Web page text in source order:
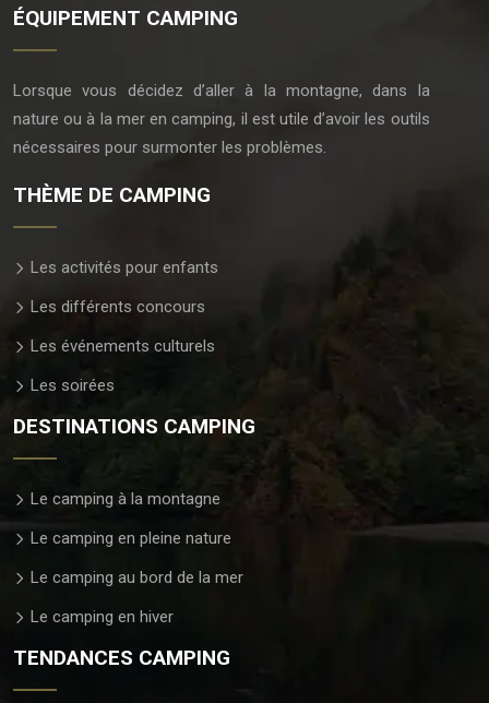
ÉQUIPEMENT CAMPING
Lorsque vous décidez d’aller à la montagne, dans la
nature ou à la mer en camping, il est utile d’avoir les outils
nécessaires pour surmonter les problèmes.
THÈME DE CAMPING
Les activités pour enfants
Les différents concours
Les événements culturels
Les soirées
DESTINATIONS CAMPING
Le camping à la montagne
Le camping en pleine nature
Le camping au bord de la mer
Le camping en hiver
TENDANCES CAMPING